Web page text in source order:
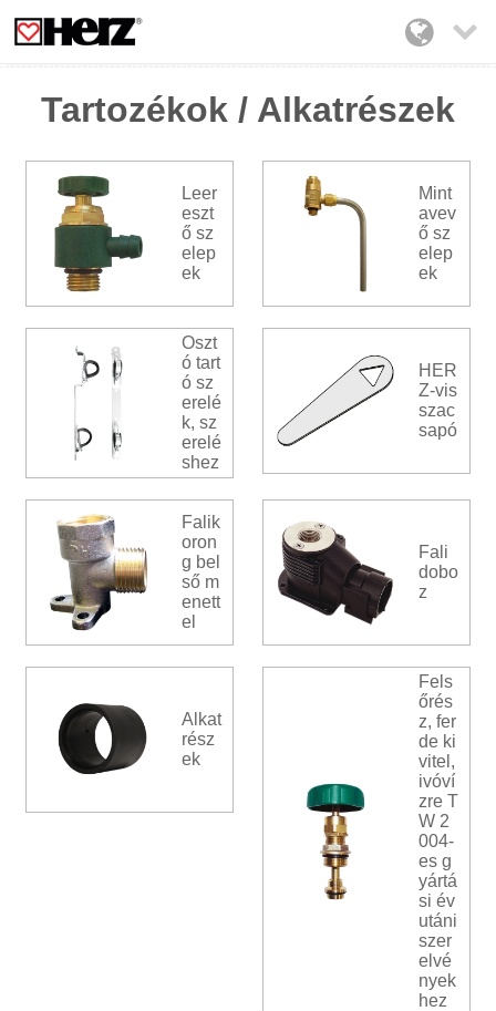

Tartozékok / Alkatrészek
Leer
eszt
ő sz
elep
ek
Mint
avev
ő sz
elep
ek
Oszt
ó tart
ó sz
erelé
k, sz
erelé
shez
HER
Z-vis
szac
sapó
Falik
oron
g bel
ső m
enett
el
Fali
dobo
z
Alkat
rész
ek
Fels
őrés
z, fer
de ki
vitel,
ivóví
zre T
W 2
004-
es g
yártá
si év
utáni
szer
elvé
nyek
hez